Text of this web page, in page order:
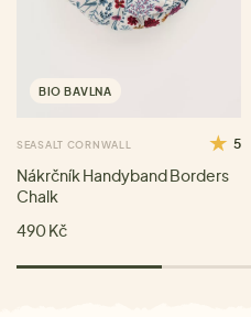
BIO BAVLNA
SEASALT CORNWALL 5
Nákrčník Handyband Borders
Chalk
490 Kč